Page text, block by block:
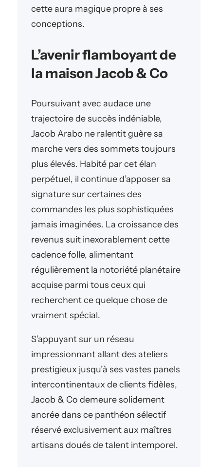
cette aura magique propre à ses
conceptions.
L’avenir flamboyant de
la maison Jacob & Co
Poursuivant avec audace une
trajectoire de succès indéniable,
Jacob Arabo ne ralentit guère sa
marche vers des sommets toujours
plus élevés. Habité par cet élan
perpétuel, il continue d’apposer sa
signature sur certaines des
commandes les plus sophistiquées
jamais imaginées. La croissance des
revenus suit inexorablement cette
cadence folle, alimentant
régulièrement la notoriété planétaire
acquise parmi tous ceux qui
recherchent ce quelque chose de
vraiment spécial.
S’appuyant sur un réseau
impressionnant allant des ateliers
prestigieux jusqu’à ses vastes panels
intercontinentaux de clients fidèles,
Jacob & Co demeure solidement
ancrée dans ce panthéon sélectif
réservé exclusivement aux maîtres
artisans doués de talent intemporel.